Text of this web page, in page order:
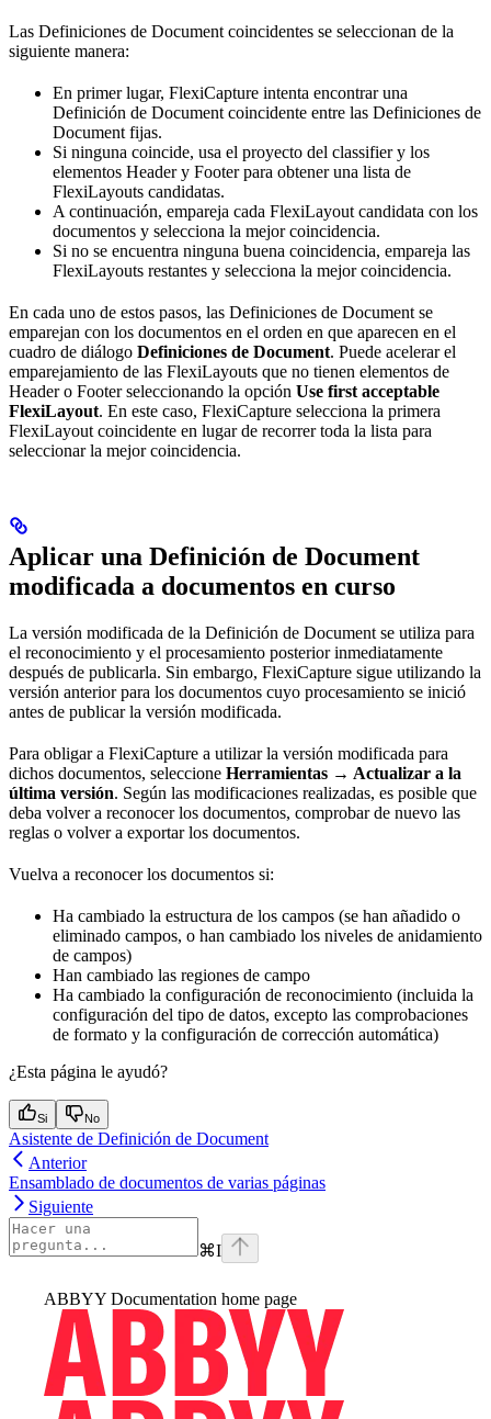
Las Definiciones de Document coincidentes se seleccionan de la
siguiente manera:
En primer lugar, FlexiCapture intenta encontrar una
Definición de Document coincidente entre las Definiciones de
Document fijas.
Si ninguna coincide, usa el proyecto del classifier y los
elementos Header y Footer para obtener una lista de
FlexiLayouts candidatas.
A continuación, empareja cada FlexiLayout candidata con los
documentos y selecciona la mejor coincidencia.
Si no se encuentra ninguna buena coincidencia, empareja las
FlexiLayouts restantes y selecciona la mejor coincidencia.
En cada uno de estos pasos, las Definiciones de Document se
emparejan con los documentos en el orden en que aparecen en el
cuadro de diálogo Definiciones de Document. Puede acelerar el
emparejamiento de las FlexiLayouts que no tienen elementos de
Header o Footer seleccionando la opción Use first acceptable
FlexiLayout. En este caso, FlexiCapture selecciona la primera
FlexiLayout coincidente en lugar de recorrer toda la lista para
seleccionar la mejor coincidencia.
Aplicar una Definición de Document
modificada a documentos en curso
La versión modificada de la Definición de Document se utiliza para
el reconocimiento y el procesamiento posterior inmediatamente
después de publicarla. Sin embargo, FlexiCapture sigue utilizando la
versión anterior para los documentos cuyo procesamiento se inició
antes de publicar la versión modificada.
Para obligar a FlexiCapture a utilizar la versión modificada para
dichos documentos, seleccione Herramientas → Actualizar a la
última versión. Según las modificaciones realizadas, es posible que
deba volver a reconocer los documentos, comprobar de nuevo las
reglas o volver a exportar los documentos.
Vuelva a reconocer los documentos si:
Ha cambiado la estructura de los campos (se han añadido o
eliminado campos, o han cambiado los niveles de anidamiento
de campos)
Han cambiado las regiones de campo
Ha cambiado la configuración de reconocimiento (incluida la
configuración del tipo de datos, excepto las comprobaciones
de formato y la configuración de corrección automática)
¿Esta página le ayudó?
Si No
Asistente de Definición de Document
Anterior
Ensamblado de documentos de varias páginas
Siguiente
⌘I
ABBYY Documentation home page